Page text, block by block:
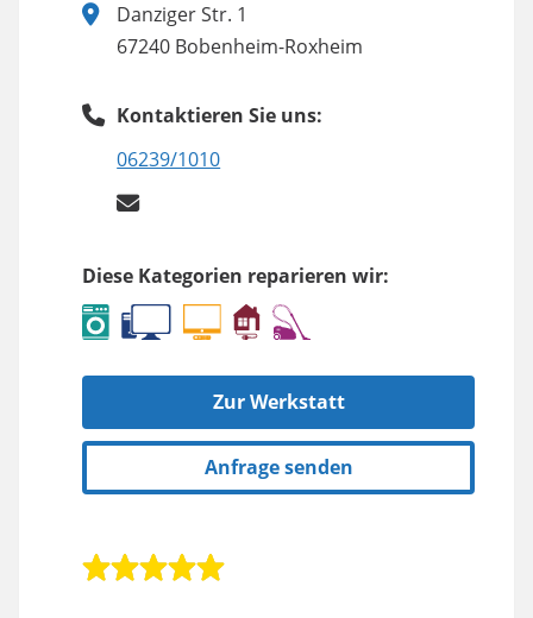
Danziger Str. 1
67240 Bobenheim-Roxheim
Kontaktieren Sie uns:
06239/1010
Diese Kategorien reparieren wir:
Zur Werkstatt
Anfrage senden